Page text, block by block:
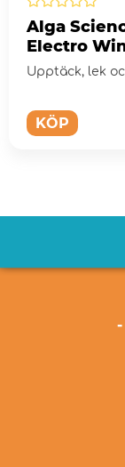
Alga
Electro
Upptäck, lek
KÖP